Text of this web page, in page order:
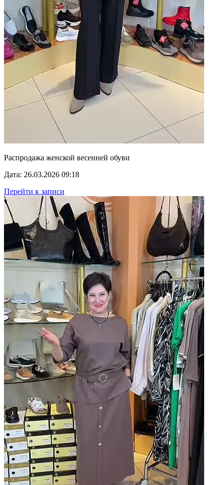
Распродажа женской весенней обуви
Дата: 26.03.2026 09:18
Перейти к записи